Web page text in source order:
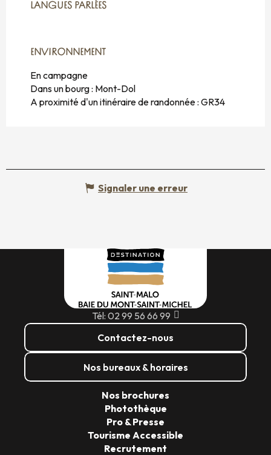
LANGUES PARLÉES
LANGUES PARLÉES
ENVIRONNEMENT
ENVIRONNEMENT
En campagne
Dans un bourg : Mont-Dol
A proximité d'un itinéraire de randonnée : GR34
Signaler une erreur
Tél: 02 99 56 66 99
Contactez-nous
Nos bureaux & horaires
Nos brochures
Photothèque
Pro & Presse
Tourisme Accessible
Recrutement